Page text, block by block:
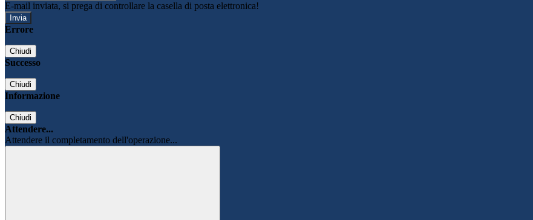
E-mail inviata, si prega di controllare la casella di posta elettronica!
Errore
Chiudi
Successo
Chiudi
Informazione
Chiudi
Attendere...
Attendere il completamento dell'operazione...